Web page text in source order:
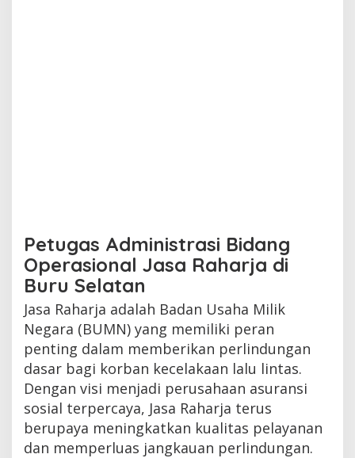
Petugas Administrasi Bidang
Operasional Jasa Raharja di
Buru Selatan
Jasa Raharja adalah Badan Usaha Milik
Negara (BUMN) yang memiliki peran
penting dalam memberikan perlindungan
dasar bagi korban kecelakaan lalu lintas.
Dengan visi menjadi perusahaan asuransi
sosial terpercaya, Jasa Raharja terus
berupaya meningkatkan kualitas pelayanan
dan memperluas jangkauan perlindungan.